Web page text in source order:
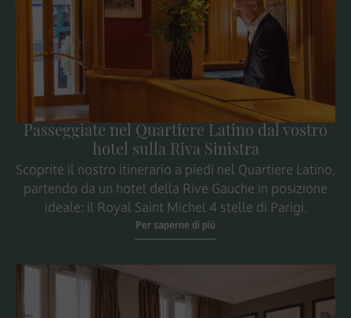
Passeggiate nel Quartiere Latino dal vostro
hotel sulla Riva Sinistra
Scoprite il nostro itinerario a piedi nel Quartiere Latino,
partendo da un hotel della Rive Gauche in posizione
ideale: il Royal Saint Michel 4 stelle di Parigi.
Per saperne di più